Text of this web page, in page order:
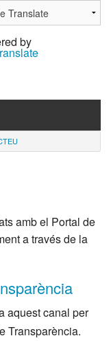
by
amb el Portal de
a través de la
aquest canal per
Transparència.